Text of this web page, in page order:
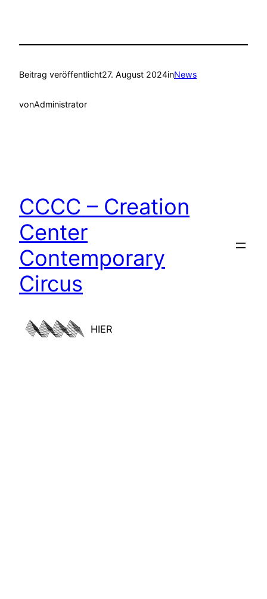
Beitrag veröffentlicht27. August 2024inNews
vonAdministrator
CCCC – Creation
Center
Contemporary
Circus
HIER